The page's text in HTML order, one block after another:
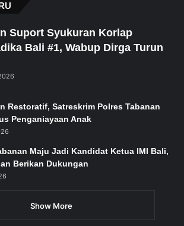
Suport Syukuran Korlap
Bali #1, Wabup Dirga Turun
Restoratif, Satreskrim Polres Tabanan
Penganiayaan Anak
Maju Jadi Kandidat Ketua IMI Bali,
Berikan Dukungan
Show More